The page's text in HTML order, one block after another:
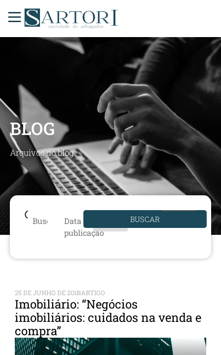
BLOG
Arquivos do blog
Data de
publicação
BUSCAR
25 DE JUNHO DE 2018ARTIGO
Imobiliário: “Negócios
imobiliários: cuidados na venda e
compra”